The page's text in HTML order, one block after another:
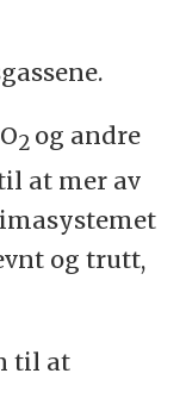
2 og andre
at mer av
og trutt,
til at